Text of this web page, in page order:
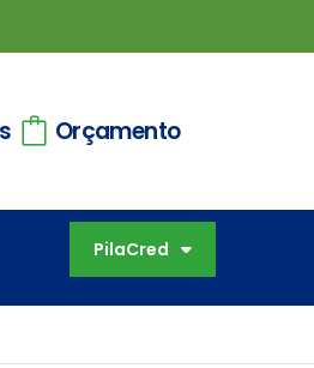
Orçamento
PilaCred